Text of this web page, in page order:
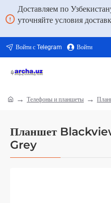
Доставляем по
уточняйте условия
Войти с Telegram Войти
Планшет
Grey
Телефоны и планшеты